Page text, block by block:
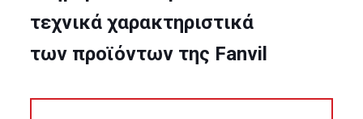
τεχνικά χαρακτηριστικά
των προϊόντων της Fanvil